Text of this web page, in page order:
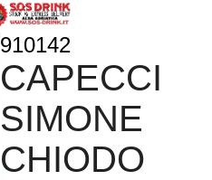
910142
CAPECCI
SIMONE
CHIODO